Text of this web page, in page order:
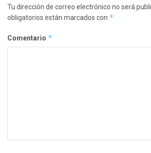
Tu dirección de correo electrónico no será
obligatorios están marcados con *
Comentario *